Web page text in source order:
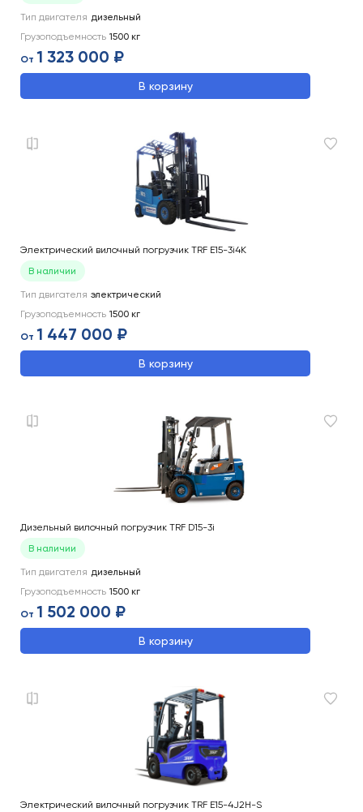
Тип двигателя дизельный
Грузоподъемность 1500 кг
От 1 323 000 ₽
В корзину
Электрический вилочный погрузчик TRF E15-3i4K
В наличии
Тип двигателя электрический
Грузоподъемность 1500 кг
От 1 447 000 ₽
В корзину
Дизельный вилочный погрузчик TRF D15-3i
В наличии
Тип двигателя дизельный
Грузоподъемность 1500 кг
От 1 502 000 ₽
В корзину
Электрический вилочный погрузчик TRF E15-4J2H-S